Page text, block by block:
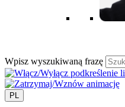
Wpisz wyszukiwaną frazę
PL